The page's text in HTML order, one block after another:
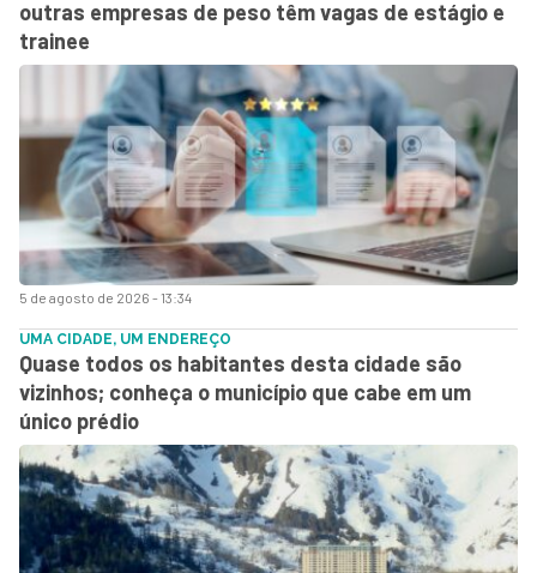
5 de agosto de 2026 - 13:34
outras empresas de peso têm vagas de estágio e
trainee
UMA CIDADE, UM ENDEREÇO
Quase todos os habitantes desta cidade são
vizinhos; conheça o município que cabe em um
único prédio